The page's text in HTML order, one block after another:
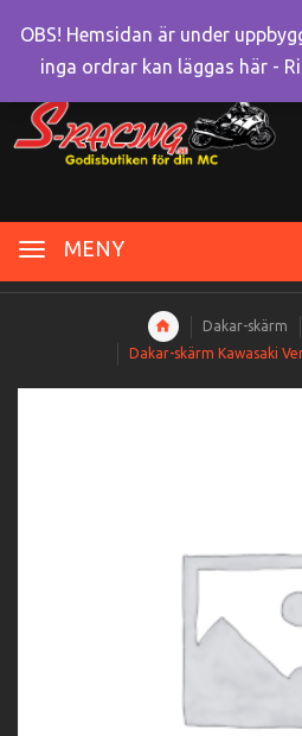
MENY
Dakar-skärm
Dakar-skärm Kawasaki
OBS! Hemsidan är under
inga ordrar kan läggas här -